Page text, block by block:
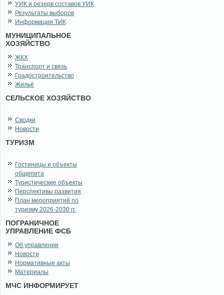
УИК и резерв составов УИК
Результаты выборов
Информация ТИК
МУНИЦИПАЛЬНОЕ
ХОЗЯЙСТВО
ЖКХ
Транспорт и связь
Градостроительство
Жильё
СЕЛЬСКОЕ ХОЗЯЙСТВО
Сводки
Новости
ТУРИЗМ
Гостиницы и объекты
общепита
Туристические объекты
Перспективы развития
План мероприятий по
туризму 2026-2030 гг.
ПОГРАНИЧНОЕ
УПРАВЛЕНИЕ ФСБ
Об управлении
Новости
Нормативные акты
Материалы
МЧС ИНФОРМИРУЕТ